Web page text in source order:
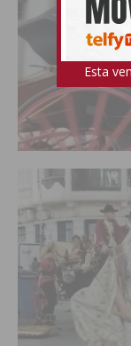
Esta